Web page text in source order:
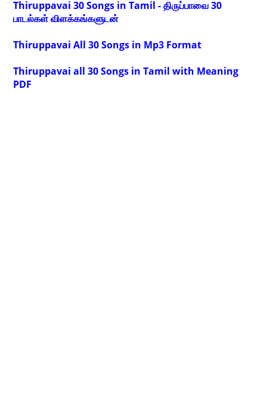
Thiruppavai 30 Songs in Tamil - திருப்பாவை 30
பாடல்கள் விளக்கங்களுடன்
Thiruppavai All 30 Songs in Mp3 Format
Thiruppavai all 30 Songs in Tamil with Meaning
PDF